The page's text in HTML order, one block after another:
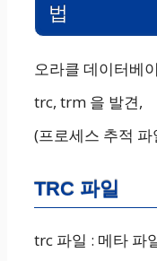
법
오라클 데이터베
trc, trm 을 발견,
(프로세스 추적
TRC 파일
trc 파일 : 메타 파